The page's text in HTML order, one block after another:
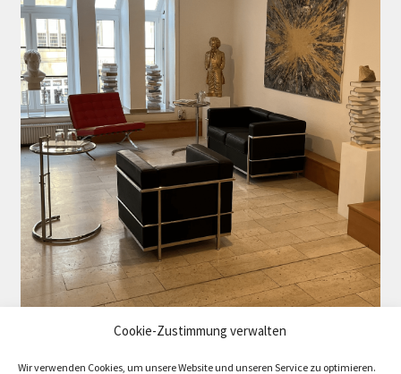
Cookie-Zustimmung verwalten
Wir verwenden Cookies, um unsere Website und unseren Service zu optimieren.